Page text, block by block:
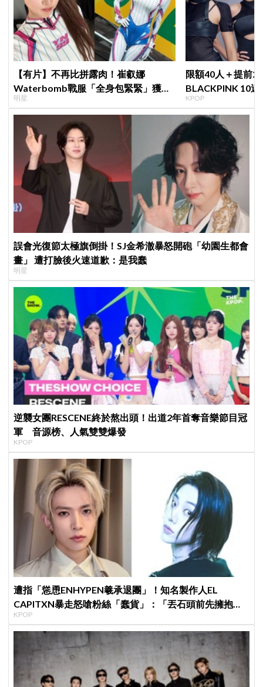
【有片】不再比拼露肉！崔叡娜
Waterbomb戰服「全身包緊緊」獲好
評，逆向操作炸翻全場：根本福音戰士
明星
限額40人＋提前2
BLACKPINK 10
衍」，YG急證實
KPOP
誤會光復節太極旗倒掛！SJ金希澈暴怒開砲「幼園生都會
畫」 遭打臉後火速道歉：是我蠢
明星
逆襲女團RESCENE終於熬出頭！出道2年首奪音樂節目冠
軍 音源榜、人氣雙雙爆發
KPOP
遭指「慫恿ENHYPEN羲承退團」！知名製作人EL
CAPITXN暴走怒嗆粉絲「蠢貨」：「丟石頭前先擁抱他
吧」
KPOP